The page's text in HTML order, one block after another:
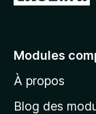
e
à
l
Modules
À propos
Blog des